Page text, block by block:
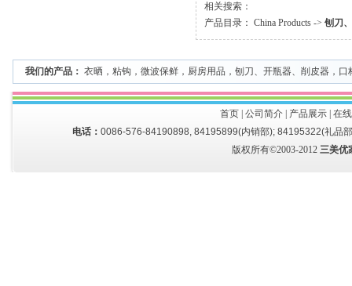
相关搜索：
产品目录： China Products -> 刨刀
我们的产品： 衣晒 ， 粘钩 ， 微波保鲜 ， 厨房用品 ， 刨刀、开瓶器、削皮器 ， 口
首页| 公司简介| 产品展示| 在
电话： 0086-576-84190898, 84195899(内销部); 84195322(礼品
版权所有©2003-2012 三美优